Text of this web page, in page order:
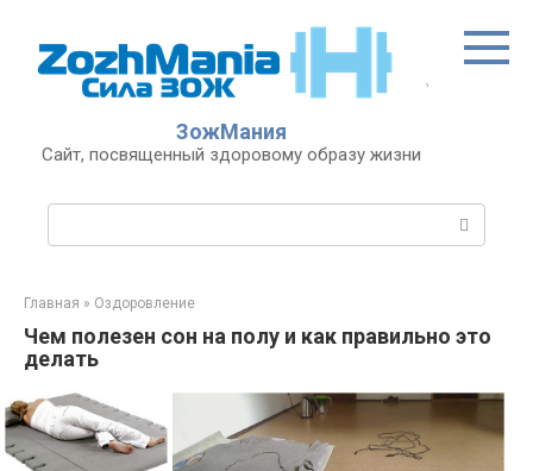
контенту
ЗожМания
Сайт, посвященный здоровому образу жизни
Главная » Оздоровление
Чем полезен сон на полу и как правильно это
делать